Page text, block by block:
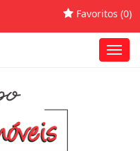
Favoritos (0)